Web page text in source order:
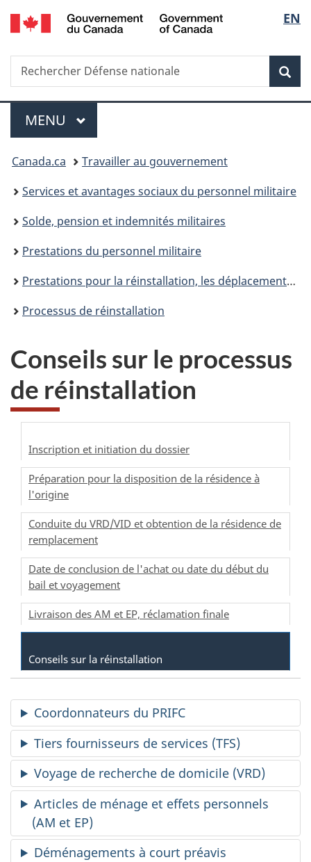
Passer
au
principal
Passer
à
Au
du
Passer
à
version
simplifiée
de
la
EN
Recherche
Rechercher
Défense
Menu
MENU PRINCIPAL
Vous
êtes
ici :
Canada.ca
Travailler au gouvernement
Services et avantages sociaux du personnel militaire
Solde, pension et indemnités militaires
Prestations du personnel militaire
Prestations pour la réinstallation, les déplacements et l’hébergement
Processus de réinstallation
Conseils sur le processus
de réinstallation
Inscription et initiation du dossier
Préparation pour la disposition de la résidence à
l'origine
Conduite du VRD/VID et obtention de la résidence de
remplacement
Date de conclusion de l'achat ou date du début du
bail et voyagement
Livraison des AM et EP, réclamation finale
Conseils sur la réinstallation
Coordonnateurs du PRIFC
Tiers fournisseurs de services (TFS)
Voyage de recherche de domicile (VRD)
Articles de ménage et effets personnels
(AM et EP)
Déménagements à court préavis